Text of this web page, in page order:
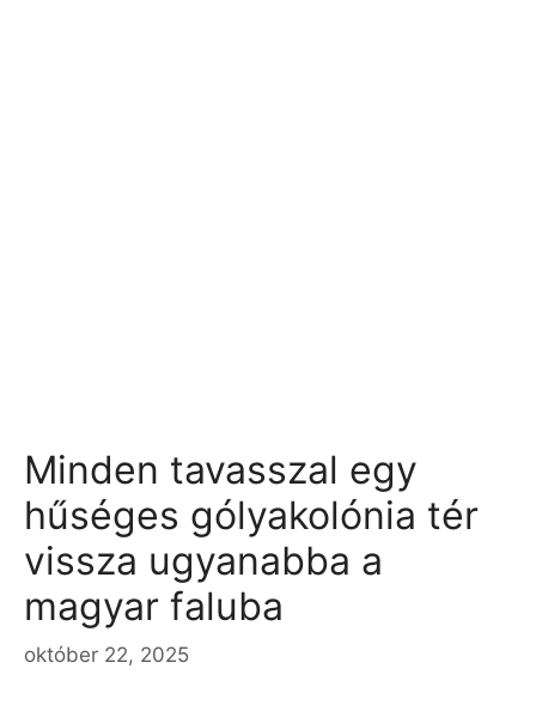
Minden tavasszal egy
hűséges gólyakolónia tér
vissza ugyanabba a
magyar faluba
október 22, 2025